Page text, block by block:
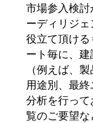
市場参入検
ーディリジ
役立て頂け
ート毎に、
（例えば、
用途別、最
分析を行っ
覧のご要望